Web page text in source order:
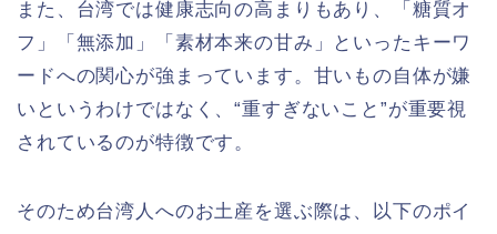
また、台湾では健康志向の高まりもあり、「糖質オ
フ」「無添加」「素材本来の甘み」といったキーワ
ードへの関心が強まっています。甘いもの自体が嫌
いというわけではなく、“重すぎないこと”が重要視
されているのが特徴です。
そのため台湾人へのお土産を選ぶ際は、以下のポイ